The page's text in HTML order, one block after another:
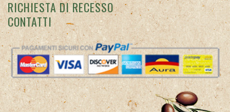
RICHIESTA DI RECESSO
CONTATTI